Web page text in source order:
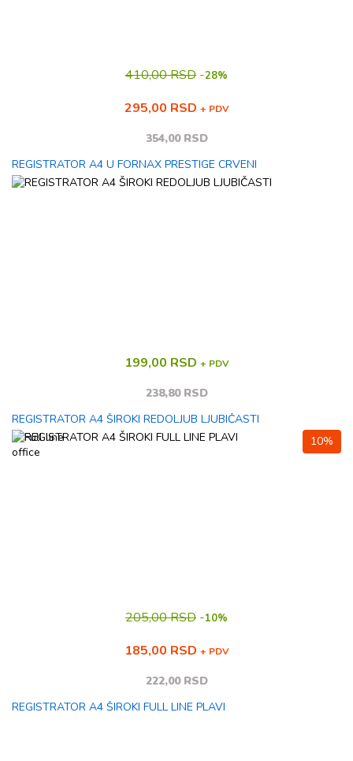
410,00 RSD -28%
295,00 RSD + PDV
354,00 RSD
REGISTRATOR A4 U FORNAX PRESTIGE CRVENI
199,00 RSD + PDV
238,80 RSD
REGISTRATOR A4 ŠIROKI REDOLJUB LJUBIČASTI
10%
205,00 RSD -10%
185,00 RSD + PDV
222,00 RSD
REGISTRATOR A4 ŠIROKI FULL LINE PLAVI